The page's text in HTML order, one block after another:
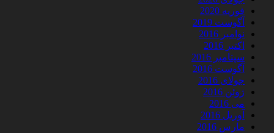
فوریه 2020
آگوست 2019
نوامبر 2016
اکتبر 2016
سپتامبر 2016
آگوست 2016
جولای 2016
ژوئن 2016
می 2016
آوریل 2016
مارس 2016